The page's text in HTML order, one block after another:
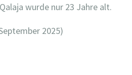
wurde nur 23 Jahre alt.
2025)